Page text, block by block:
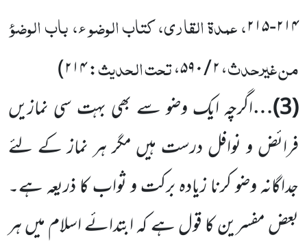
۲۱۴-۲۱۵
، عمدۃ القاری، کتاب الوضو ء، باب الوضوء
من غیر حدث، ۲ / ۵۹۰، تحت الحدیث:۲۱۴)
(
3
)…اگرچہ ایک وضو سے بھی بہت سی نمازیں
فرائض و نوافل درست ہیں مگر ہر نماز کے لئے
جداگانہ وضو کرنا زیادہ برکت و ثواب کا ذریعہ ہے۔
بعض مفسرین کا قول ہے کہ ابتدائے اسلام میں ہر